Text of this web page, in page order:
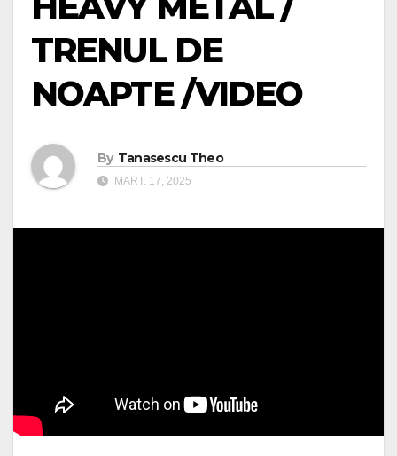
TRENUL DE
NOAPTE /VIDEO
By Tanasescu Theo
MART. 17, 2025